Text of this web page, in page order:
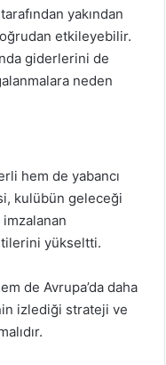
yakından
etkileyebilir.
giderlerini de
neden
hem de yabancı
kulübün geleceği
yükseltti.
de Avrupa’da daha
izlediği strateji ve